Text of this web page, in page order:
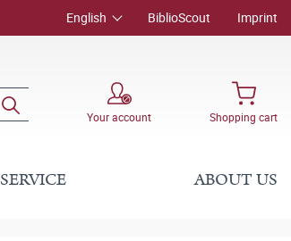
English BiblioScout Imprint
Your account Shopping cart
SERVICE ABOUT US